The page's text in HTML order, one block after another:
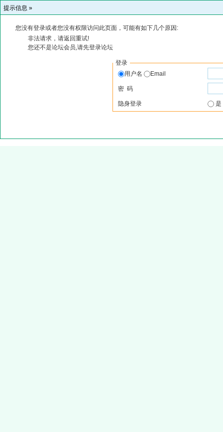
提示信息 »
您没有登录或者您没有权限访问此页面，可能有如下几个原因:
非法请求，请返回重试!
您还不是论坛会员,请先登录论坛
登录
用户名
Email
密 码
隐身登录